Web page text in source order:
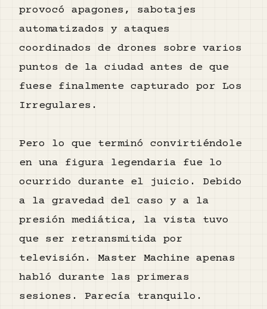
provocó apagones, sabotajes
automatizados y ataques
coordinados de drones sobre varios
puntos de la ciudad antes de que
fuese finalmente capturado por Los
Irregulares.
Pero lo que terminó convirtiéndole
en una figura legendaria fue lo
ocurrido durante el juicio. Debido
a la gravedad del caso y a la
presión mediática, la vista tuvo
que ser retransmitida por
televisión. Master Machine apenas
habló durante las primeras
sesiones. Parecía tranquilo.